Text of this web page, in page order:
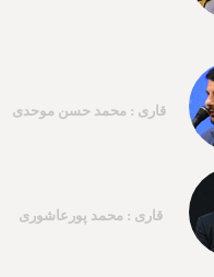
قاری : محمد حسن موحدی
قاری : محمد پورعاشوری